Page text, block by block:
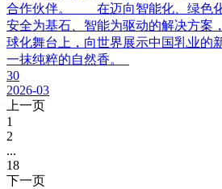
合作伙伴。 在迈向智能化、绿色化
安全为基石、智能为驱动的解决方案
球化舞台上，向世界展示中国乳业的
一抹纯粹的自然香。
30
2026-03
上一页
1
2
...
18
下一页